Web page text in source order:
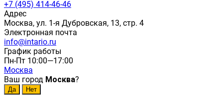
+7 (495) 414-46-46
Адрес
Москва, ул. 1-я Дубровская, 13, стр. 4
Электронная почта
info@intario.ru
График работы
Пн-Пт 10:00—17:00
Москва
Ваш город Москва?